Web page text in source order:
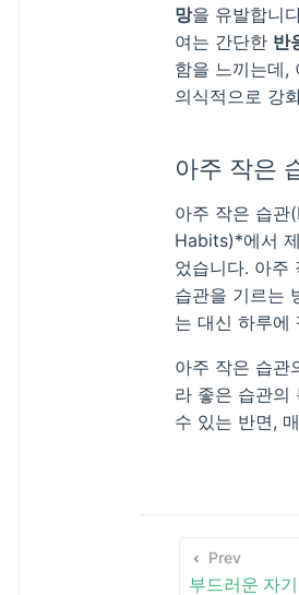
망을 유발합니
여는 간단한 반
함을 느끼는데,
의식적으로 강
아주 작은
아주 작은 습
Habits)*에서
었습니다. 아주
습관을 기르는
는 대신 하루에
아주 작은 습관
라 좋은 습관의
수 있는 반면,
Prev
부드러운 자